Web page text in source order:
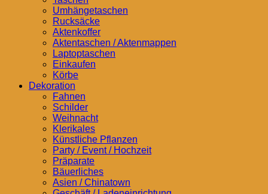
Umhängetaschen
Rucksäcke
Aktenkoffer
Aktentaschen / Aktenmappen
Laptoptaschen
Einkaufen
Körbe
Dekoration
Fahnen
Schilder
Weihnacht
Klerikales
Künstliche Pflanzen
Party / Event / Hochzeit
Präparate
Bäuerliches
Asien / Chinatown